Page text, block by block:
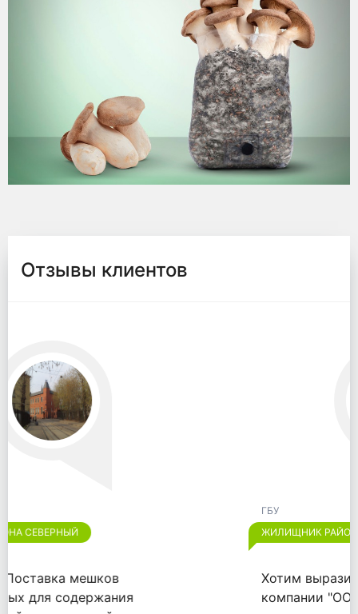
Отзывы клиентов
ЖИЛИЩНИК РАЙОНА ОТРАДНОЕ
Хотим выразить признательность
компании "ООО "ВАЙТПАК"" за